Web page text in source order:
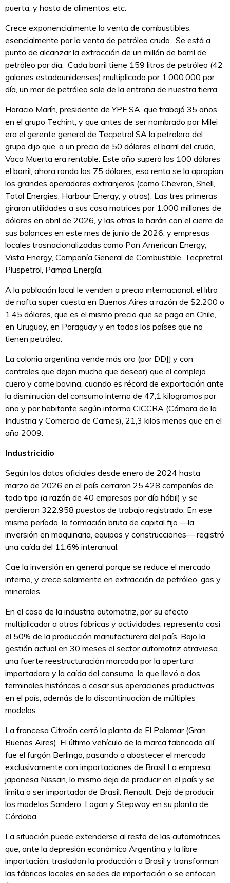
puerta, y hasta de alimentos, etc.
Crece exponencialmente la venta de combustibles,
esencialmente por la venta de petróleo crudo. Se está a
punto de alcanzar la extracción de un millón de barril de
petróleo por día. Cada barril tiene 159 litros de petróleo (42
galones estadounidenses) multiplicado por 1.000.000 por
día, un mar de petróleo sale de la entraña de nuestra tierra.
Horacio Marín, presidente de YPF SA, que trabajó 35 años
en el grupo Techint, y que antes de ser nombrado por Milei
era el gerente general de Tecpetrol SA la petrolera del
grupo dijo que, a un precio de 50 dólares el barril del crudo,
Vaca Muerta era rentable. Este año superó los 100 dólares
el barril, ahora ronda los 75 dólares, esa renta se la apropian
los grandes operadores extranjeros (como Chevron, Shell,
Total Energies, Harbour Energy, y otras). Las tres primeras
giraron utilidades a sus casa matrices por 1.000 millones de
dólares en abril de 2026, y las otras lo harán con el cierre de
sus balances en este mes de junio de 2026, y empresas
locales trasnacionalizadas como Pan American Energy,
Vista Energy, Compañía General de Combustible, Tecpretrol,
Pluspetrol, Pampa Energía.
A la población local le venden a precio internacional: el litro
de nafta super cuesta en Buenos Aires a razón de $2.200 o
1,45 dólares, que es el mismo precio que se paga en Chile,
en Uruguay, en Paraguay y en todos los países que no
tienen petróleo.
La colonia argentina vende más oro (por DDJJ y con
controles que dejan mucho que desear) que el complejo
cuero y carne bovina, cuando es récord de exportación ante
la disminución del consumo interno de 47,1 kilogramos por
año y por habitante según informa CICCRA (Cámara de la
Industria y Comercio de Carnes), 21,3 kilos menos que en el
año 2009.
Industricidio
Según los datos oficiales desde enero de 2024 hasta
marzo de 2026 en el país cerraron 25.428 compañías de
todo tipo (a razón de 40 empresas por día hábil) y se
perdieron 322.958 puestos de trabajo registrado. En ese
mismo período, la formación bruta de capital fijo —la
inversión en maquinaria, equipos y construcciones— registró
una caída del 11,6% interanual.
Cae la inversión en general porque se reduce el mercado
interno, y crece solamente en extracción de petróleo, gas y
minerales.
En el caso de la industria automotriz, por su efecto
multiplicador a otras fábricas y actividades, representa casi
el 50% de la producción manufacturera del país. Bajo la
gestión actual en 30 meses el sector automotriz atraviesa
una fuerte reestructuración marcada por la apertura
importadora y la caída del consumo, lo que llevó a dos
terminales históricas a cesar sus operaciones productivas
en el país, además de la discontinuación de múltiples
modelos.
La francesa Citroën cerró la planta de El Palomar (Gran
Buenos Aires). El último vehículo de la marca fabricado allí
fue el furgón Berlingo, pasando a abastecer el mercado
exclusivamente con importaciones de Brasil La empresa
japonesa Nissan, lo mismo deja de producir en el país y se
limita a ser importador de Brasil. Renault: Dejó de producir
los modelos Sandero, Logan y Stepway en su planta de
Córdoba.
La situación puede extenderse al resto de las automotrices
que, ante la depresión económica Argentina y la libre
importación, trasladan la producción a Brasil y transforman
las fábricas locales en sedes de importación o se enfocan